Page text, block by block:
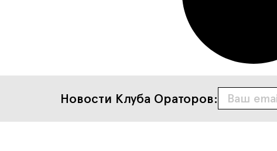
Новости Клуба Ораторов: